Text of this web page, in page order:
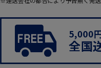
5,000
全国